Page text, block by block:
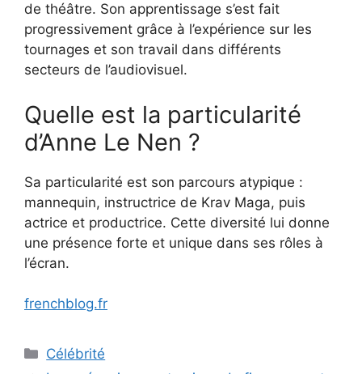
de théâtre. Son apprentissage s’est fait
progressivement grâce à l’expérience sur les
tournages et son travail dans différents
secteurs de l’audiovisuel.
Quelle est la particularité
d’Anne Le Nen ?
Sa particularité est son parcours atypique :
mannequin, instructrice de Krav Maga, puis
actrice et productrice. Cette diversité lui donne
une présence forte et unique dans ses rôles à
l’écran.
frenchblog.fr
Categories
Célébrité